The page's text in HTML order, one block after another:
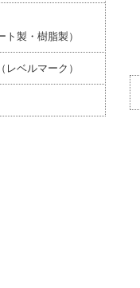
ト製・樹脂製）
レベルマーク）